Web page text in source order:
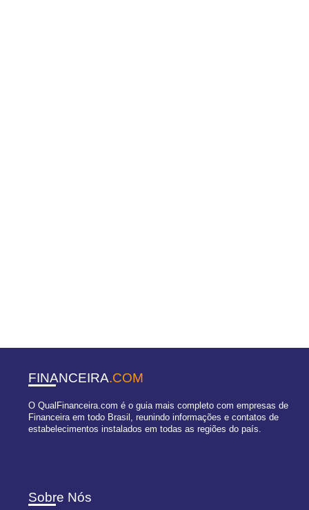
FINANCEIRA.COM
O QualFinanceira.com é o guia mais completo com empresas de
Financeira em todo Brasil, reunindo informações e contatos de
estabelecimentos instalados em todas as regiões do país.
Sobre Nós